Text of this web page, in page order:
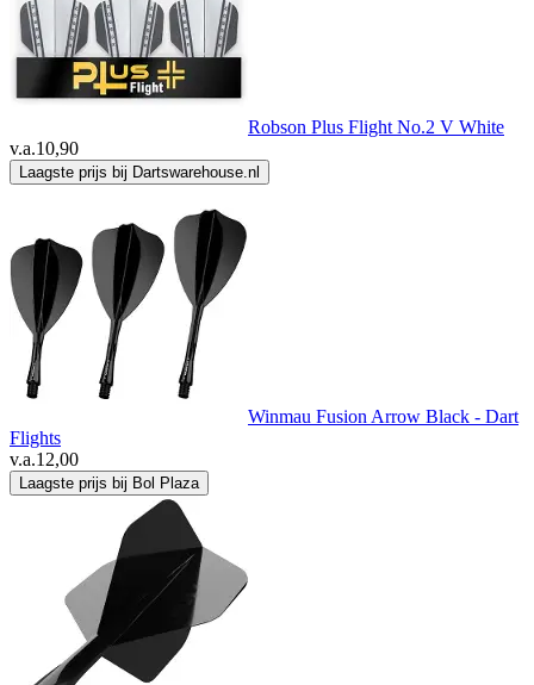
Robson Plus Flight No.2 V White
v.a.10,90
Laagste prijs bij Dartswarehouse.nl
Winmau Fusion Arrow Black - Dart
Flights
v.a.12,00
Laagste prijs bij Bol Plaza